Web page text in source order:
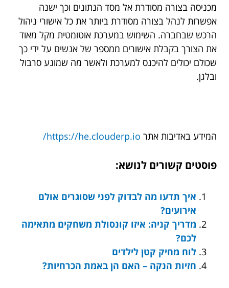
מכניסה בצורה מסודרת אל מסד הנתונים וכך ישנה
אפשרות לנהל בצורה מסודרת ביותר את כל אישורי ניהול
הרכש שבחברה. השימוש במערכת אוטומטית מקל מאוד
את הצורך בקבלת אישורים ממספר של אנשים על ידי כך
שכולם יכולים להיכנס למערכת ולאשר מה שמונע סרבול
ובלגן.
המידע באדיבות אתר https://he.clouderp.io/
פוסטים קשורים לנושא:
איך תדעו מה לבדוק לפני שסוגרים אולם
אירועים?
מדריך קניה: איזו קונסולת משחקים מתאימה
לכם?
לוח מחיק קטן לילדים
חזיות הנקה – האם הן באמת הכרחיות?